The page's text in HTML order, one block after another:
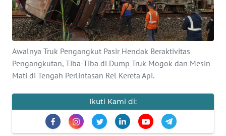
Awalnya Truk Pengangkut Pasir Hendak Beraktivitas
Pengangkutan, Tiba-Tiba di Dump Truk Mogok dan Mesin
Mati di Tengah Perlintasan Rel Kereta Api.
Ikuti Kami di:
KONTAK
KAMI
INFO
IKLAN
TENTANG